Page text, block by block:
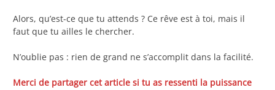
Alors, qu’est-ce que tu attends ? Ce rêve est à toi, mais il
faut que tu ailles le chercher.
N’oublie pas : rien de grand ne s’accomplit dans la facilité.
Merci de partager cet article si tu as ressenti la puissance